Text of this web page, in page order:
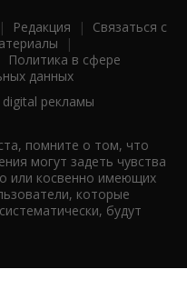
| Редакция | Связаться с
|
Политика в сфере
данных
рекламы
помните о том, что
могут задеть чувства
или косвенно имеющих
которые
будут